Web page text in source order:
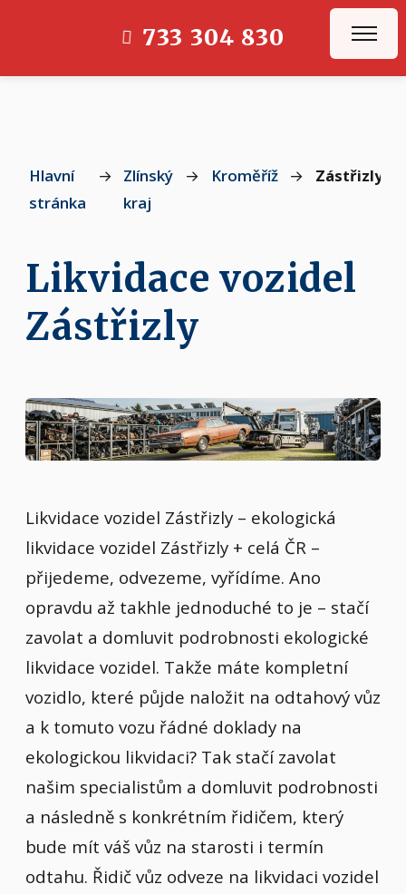
733 304 830
Hlavní
stránka
→
Zlínský
kraj
→ Kroměříž → Zástřizly
Likvidace vozidel
Zástřizly
Likvidace vozidel Zástřizly – ekologická
likvidace vozidel Zástřizly + celá ČR –
přijedeme, odvezeme, vyřídíme. Ano
opravdu až takhle jednoduché to je – stačí
zavolat a domluvit podrobnosti ekologické
likvidace vozidel. Takže máte kompletní
vozidlo, které půjde naložit na odtahový vůz
a k tomuto vozu řádné doklady na
ekologickou likvidaci? Tak stačí zavolat
našim specialistům a domluvit podrobnosti
a následně s konkrétním řidičem, který
bude mít váš vůz na starosti i termín
odtahu. Řidič vůz odveze na likvidaci vozidel